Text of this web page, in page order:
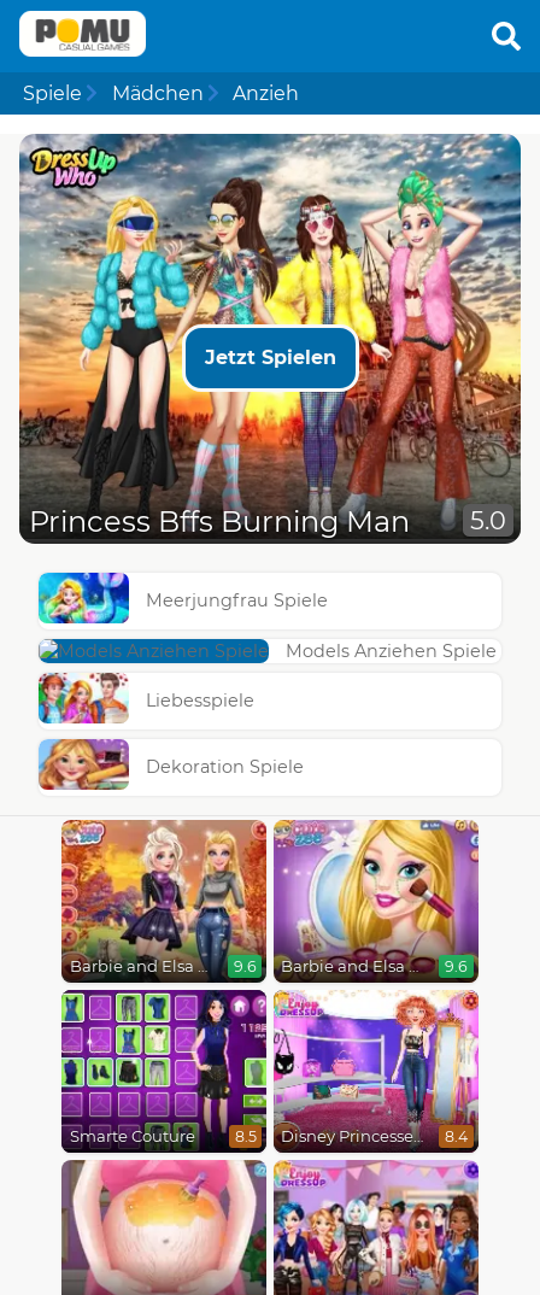
Spiele Mädchen Anzieh
Jetzt Spielen
Princess Bffs Burning Man 5.0
Meerjungfrau Spiele
Models Anziehen Spiele
Liebesspiele
Dekoration Spiele
Barbie and Elsa Autumn Patterns 9.6 Barbie and Elsa BFFs 9.6
Smarte Couture 8.5 Disney Princesses Runway Show 8.4